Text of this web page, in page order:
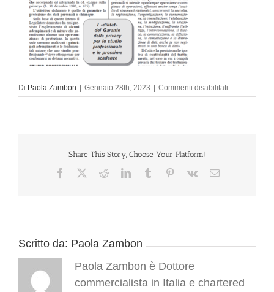
Di Paola Zambon Gennaio 28th, 2023 Commenti disabilitati
Immagine1
Share This Story, Choose Your Platform!
Facebook RedditLinkedInTumblr Pinterest
Vk Email
Scritto da: Paola Zambon
Paola Zambon è Dottore
commercialista in Italia e chartered